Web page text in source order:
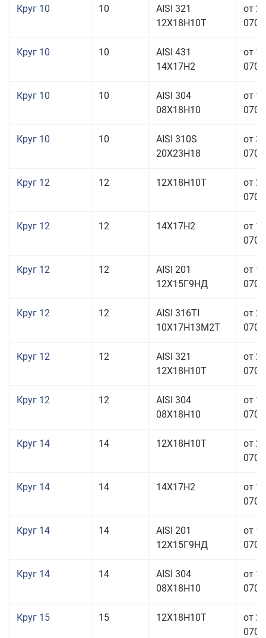
Круг 10 10
AISI 321
12Х18Н10Т
от
Круг 10 10
AISI 431
14Х17Н2
от
Круг 10 10
AISI 304
08Х18Н10
от
Круг 10 10
AISI 310S
20Х23Н18
от
Круг 12 12 12Х18Н10Т
от
Круг 12 12 14Х17Н2
от
Круг 12 12
AISI 201
12Х15Г9НД
от
Круг 12 12
AISI 316TI
10Х17Н13М2Т
от
Круг 12 12
AISI 321
12Х18Н10Т
от
Круг 12 12
AISI 304
08Х18Н10
от
Круг 14 14 12Х18Н10Т
от
Круг 14 14 14Х17Н2
от
Круг 14 14
AISI 201
12Х15Г9НД
от
Круг 14 14
AISI 304
08Х18Н10
от
Круг 15 15 12Х18Н10Т
от